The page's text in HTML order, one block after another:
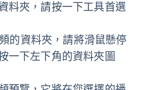
料夾，請按一下工具首選
的資料夾，請將滑鼠懸停
一下左下角的資料夾圖